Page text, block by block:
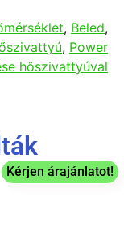
, Beled,
, Power
hőszivattyúval
Kérjen árajánlatot!